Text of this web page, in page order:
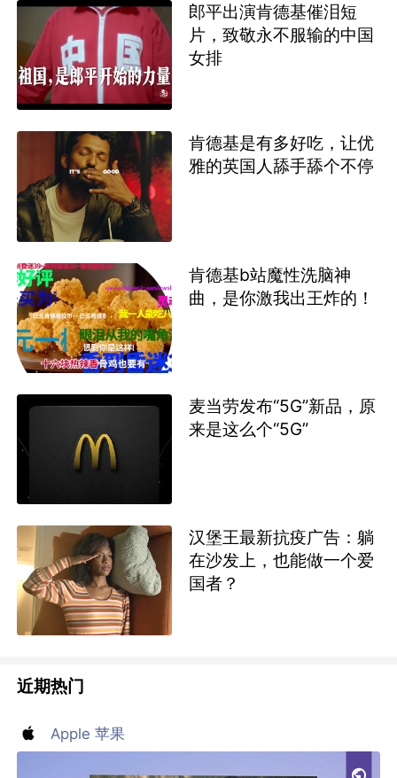
郎平出演肯德基催泪短
片，致敬永不服输的中国
女排
肯德基是有多好吃，让优
雅的英国人舔手舔个不停
肯德基b站魔性洗脑神
曲，是你激我出王炸的！
麦当劳发布“5G”新品，原
来是这么个“5G”
汉堡王最新抗疫广告：躺
在沙发上，也能做一个爱
国者？
近期热门
Apple 苹果